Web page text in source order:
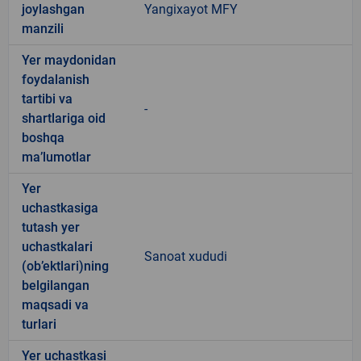
joylashgan
manzili
Yangixayot MFY
Yer maydonidan
foydalanish
tartibi va
shartlariga oid
boshqa
ma’lumotlar
-
Yer
uchastkasiga
tutash yer
uchastkalari
(ob’ektlari)ning
belgilangan
maqsadi va
turlari
Sanoat xududi
Yer uchastkasi